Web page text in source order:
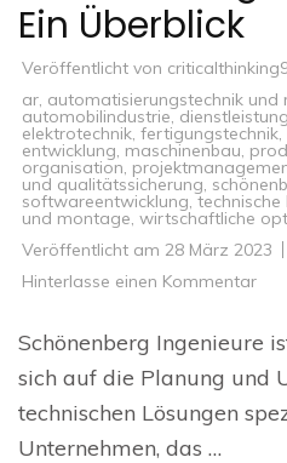
Ein Überblick
Veröffentlicht von
ar, automatisierungstechnik und
automobilindustrie,
elektrotechnik, fertigungstechnik,
entwicklung, maschinenbau,
organisation,
und qualitätssicherung,
softwareentwicklung,technische
und montage, wirtschaftliche
Veröffentlicht am 28 März 2023
Hinterlasse einen Kommentarzu
zu
–
Ein
Schönenberg Ingenieure
sich auf die Planung und
technischen Lösungen
Unternehmen, das …